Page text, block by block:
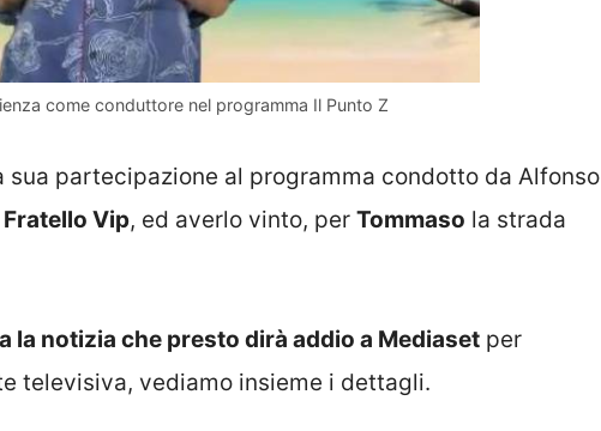
come conduttore nel programma Il Punto Z
sua partecipazione al programma condotto da Alfonso
Vip, ed averlo vinto, per Tommaso la strada
la notizia che presto dirà addio a Mediaset per
televisiva, vediamo insieme i dettagli.